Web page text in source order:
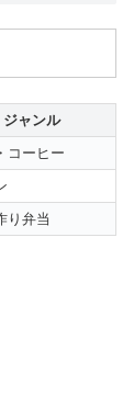
ジャンル
コーヒー
り弁当